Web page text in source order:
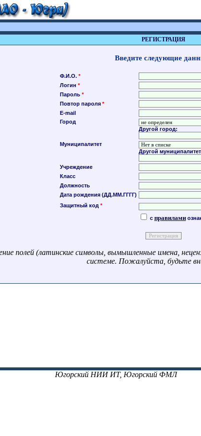
РЕГИСТРАЦИЯ
Введите следующие
Ф.И.О. *
Логин *
Пароль *
Повтор пароля *
E-mail
Город
Другой город:
Муниципалитет
Другой
Учреждение
Класс
Должность
Дата рождения (ДД.ММ.ГГГГ)
Защитный код *
с правилами
полей (латинские символы, вымышленные имена,
системе. Пожалуйста, будьте
Югорский НИИ ИТ, Югорский ФМЛ